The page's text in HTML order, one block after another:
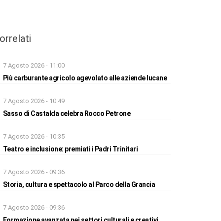
7 Agosto 2026 - 11:00
Più carburante agricolo agevolato alle aziende lucane
7 Agosto 2026 - 10:49
Sasso di Castalda celebra Rocco Petrone
7 Agosto 2026 - 10:35
Teatro e inclusione: premiati i Padri Trinitari
7 Agosto 2026 - 09:36
Storia, cultura e spettacolo al Parco della Grancia
7 Agosto 2026 - 09:36